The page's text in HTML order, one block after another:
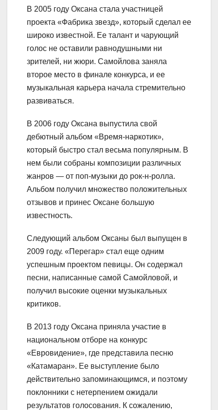
В 2005 году Оксана стала участницей
проекта «Фабрика звезд», который сделал ее
широко известной. Ее талант и чарующий
голос не оставили равнодушными ни
зрителей, ни жюри. Самойлова заняла
второе место в финале конкурса, и ее
музыкальная карьера начала стремительно
развиваться.
В 2006 году Оксана выпустила свой
дебютный альбом «Время-наркотик»,
который быстро стал весьма популярным. В
нем были собраны композиции различных
жанров — от поп-музыки до рок-н-ролла.
Альбом получил множество положительных
отзывов и принес Оксане большую
известность.
Следующий альбом Оксаны был выпущен в
2009 году. «Перегар» стал еще одним
успешным проектом певицы. Он содержал
песни, написанные самой Самойловой, и
получил высокие оценки музыкальных
критиков.
В 2013 году Оксана приняла участие в
национальном отборе на конкурс
«Евровидение», где представила песню
«Катамаран». Ее выступление было
действительно запоминающимся, и поэтому
поклонники с нетерпением ожидали
результатов голосования. К сожалению,